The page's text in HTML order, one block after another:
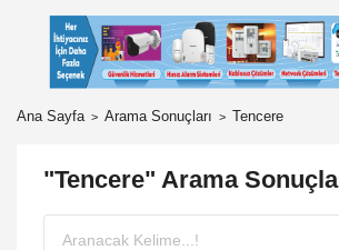
Ana Sayfa Arama Sonuçları Tencere
"Tencere" Arama